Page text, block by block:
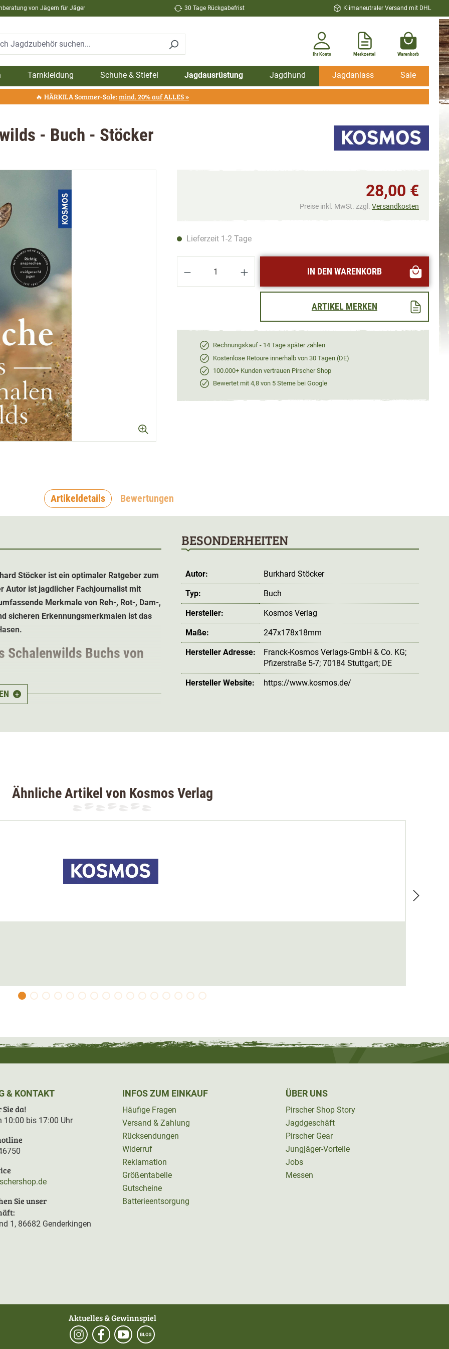
von Jägern für Jäger 30 Tage Rückgabefrist Klimaneutraler Versand mit DHL
Ihr Konto Merkzettel Warenkorb
Tarnkleidung Schuhe & Stiefel Jagdausrüstung Jagdhund Jagdanlass Sale
🔥 HÄRKILA Sommer-Sale:mind. 20% auf ALLES »
- Buch - Stöcker
28,00 €
Preise inkl. MwSt. zzgl. Versandkosten
Lieferzeit 1-2 Tage
Produkt Anzahl: Gib den gewünschten Wert ein
IN DEN WARENKORB
ARTIKEL MERKEN
Rechnungskauf - 14 Tage später zahlen
Kostenlose Retoure innerhalb von 30 Tagen (DE)
100.000+ Kunden vertrauen Pirscher Shop
Bewertet mit 4,8 von 5 Sterne bei Google
Artikeldetails Bewertungen
Stöcker ist ein optimaler Ratgeber zum
Autor ist jagdlicher Fachjournalist mit
Merkmale von Reh-, Rot-, Dam-,
sicheren Erkennungsmerkmalen ist das
Schalenwilds Buchs von
Fähigkeit,, Wildtiere in freier Wildbahn
Schalenwild zuverlässig erkennt, kann
von Reh-, Rot-, Dam-, Muffel-,
Informationen ergänzen die
+
BESONDERHEITEN
Autor: Burkhard Stöcker
Typ: Buch
Hersteller: Kosmos Verlag
Maße: 247x178x18mm
Hersteller Adresse:
Franck-Kosmos Verlags-GmbH & Co. KG;
Pfizerstraße 5-7; 70184 Stuttgart; DE
Hersteller Website: https://www.kosmos.de/
Ähnliche Artikel von Kosmos Verlag
& KONTAKT
da!
10:00 bis 17:00 Uhr
Sie unser
1, 86682 Genderkingen
INFOS ZUM EINKAUF
Häufige Fragen
Versand & Zahlung
Rücksendungen
Widerruf
Reklamation
Größentabelle
Gutscheine
Batterieentsorgung
ÜBER UNS
Pirscher Shop Story
Jagdgeschäft
Pirscher Gear
Jungjäger-Vorteile
Jobs
Messen
Aktuelles & Gewinnspiel